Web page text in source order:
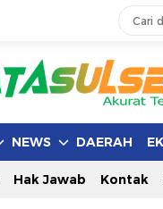
NEWS DAERAH
Hak Jawab Kontak